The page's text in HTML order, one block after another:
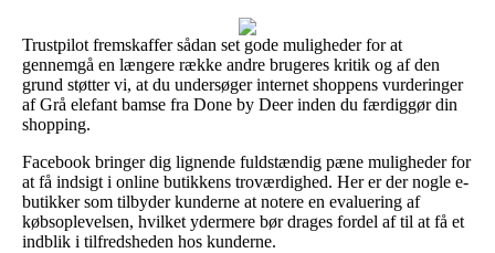
Trustpilot fremskaffer sådan set gode muligheder for at
gennemgå en længere række andre brugeres kritik og af den
grund støtter vi, at du undersøger internet shoppens vurderinger
af Grå elefant bamse fra Done by Deer inden du færdiggør din
shopping.
Facebook bringer dig lignende fuldstændig pæne muligheder for
at få indsigt i online butikkens troværdighed. Her er der nogle e-
butikker som tilbyder kunderne at notere en evaluering af
købsoplevelsen, hvilket ydermere bør drages fordel af til at få et
indblik i tilfredsheden hos kunderne.